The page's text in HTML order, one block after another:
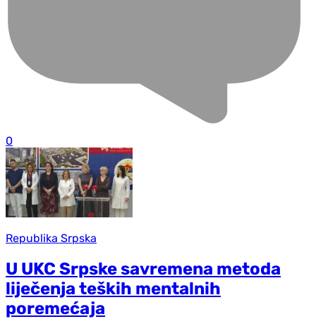
0
Republika Srpska
U UKC Srpske savremena metoda
liječenja teških mentalnih
poremećaja